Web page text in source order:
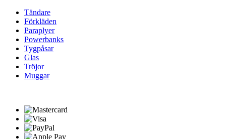
Tändare
Förkläden
Paraplyer
Powerbanks
Tygpåsar
Glas
Tröjor
Muggar